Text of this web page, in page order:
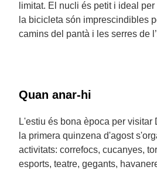
limitat. El nucli és petit i ideal
la bicicleta són imprescindibles
camins del pantà i les serres de
Quan anar-hi
L'estiu és bona època per visitar
la primera quinzena d'agost
activitats: correfocs, cucanyes,
esports, teatre, gegants,